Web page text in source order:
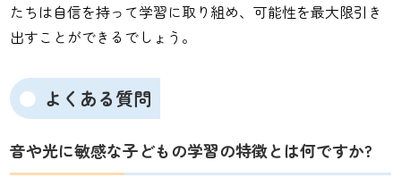
たちは自信を持って学習に取り組め、可能性を最大限引き
出すことができるでしょう。
よくある質問
音や光に敏感な子どもの学習の特徴とは何ですか?